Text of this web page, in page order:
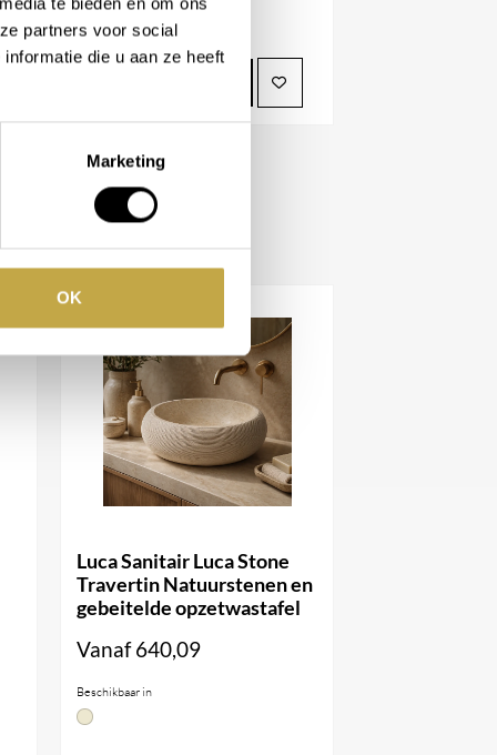
partners voor social
die u aan ze heeft
Marketing
OK
Luca Sanitair Luca Stone
Travertin Natuurstenen en
gebeitelde opzetwastafel
Vanaf640,09
Beschikbaar in